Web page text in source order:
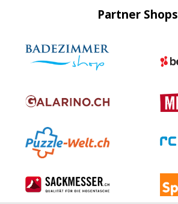
Partner Shops